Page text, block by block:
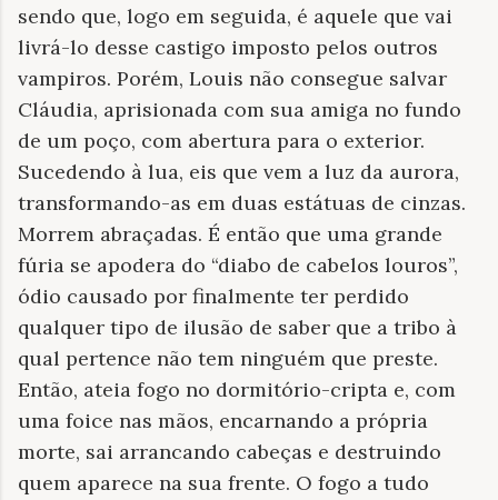
sendo que, logo em seguida, é aquele que vai
livrá-lo desse castigo imposto pelos outros
vampiros. Porém, Louis não consegue salvar
Cláudia, aprisionada com sua amiga no fundo
de um poço, com abertura para o exterior.
Sucedendo à lua, eis que vem a luz da aurora,
transformando-as em duas estátuas de cinzas.
Morrem abraçadas. É então que uma grande
fúria se apodera do “diabo de cabelos louros”,
ódio causado por finalmente ter perdido
qualquer tipo de ilusão de saber que a tribo à
qual pertence não tem ninguém que preste.
Então, ateia fogo no dormitório-cripta e, com
uma foice nas mãos, encarnando a própria
morte, sai arrancando cabeças e destruindo
quem aparece na sua frente. O fogo a tudo